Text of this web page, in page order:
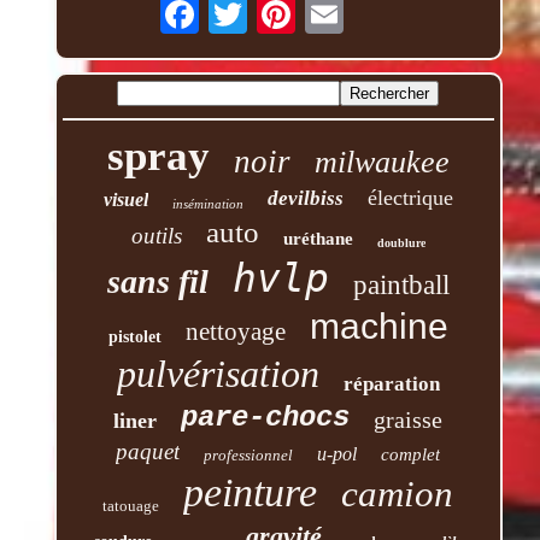
spray noir milwaukee
visuel insémination devilbiss électrique
outils auto uréthane doublure
sans fil hvlp paintball
pistolet nettoyage machine
pulvérisation réparation
liner pare-chocs graisse
paquet professionnel u-pol complet
tatouage peinture camion